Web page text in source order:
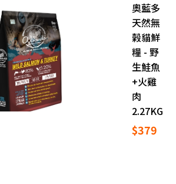
奧藍多
天然無
榖貓鮮
糧 - 野
生鮭魚
+火雞
肉
2.27KG
$379